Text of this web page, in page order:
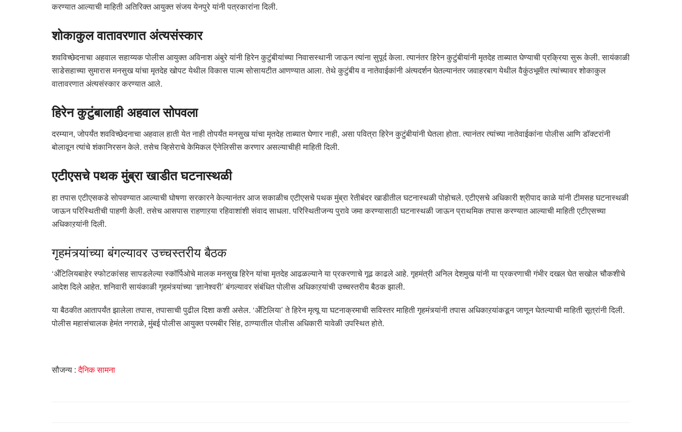
करण्यात आल्याची माहिती अतिरिक्त आयुक्त संजय येनपुरे यांनी पत्रकारांना दिली.
शोकाकुल वातावरणात अंत्यसंस्कार
शवविच्छेदनाचा अहवाल सहाय्यक पोलीस आयुक्त अविनाश अंबुरे यांनी हिरेन कुटुंबीयांच्या निवासस्थानी जाऊन त्यांना सुपूर्द केला. त्यानंतर हिरेन कुटुंबीयांनी मृतदेह ताब्यात घेण्याची प्रक्रिया सुरू केली. सायंकाळी
साडेसहाच्या सुमारास मनसुख यांचा मृतदेह खोपट येथील विकास पाल्म सोसायटीत आणण्यात आला. तेथे कुटुंबीय व नातेवाईकांनी अंत्यदर्शन घेतल्यानंतर जवाहरबाग येथील वैकुंठभूमीत त्यांच्यावर शोकाकुल
वातावरणात अंत्यसंस्कार करण्यात आले.
हिरेन कुटुंबालाही अहवाल सोपवला
दरम्यान, जोपर्यंत शवविच्छेदनाचा अहवाल हाती येत नाही तोपर्यंत मनसुख यांचा मृतदेह ताब्यात घेणार नाही, असा पवित्रा हिरेन कुटुंबीयांनी घेतला होता. त्यानंतर त्यांच्या नातेवाईकांना पोलीस आणि डॉक्टरांनी
बोलावून त्यांचे शंकानिरसन केले. तसेच व्हिसेराचे केमिकल ऍनेलिसीस करणार असल्याचीही माहिती दिली.
एटीएसचे पथक मुंब्रा खाडीत घटनास्थळी
हा तपास एटीएसकडे सोपवण्यात आल्याची घोषणा सरकारने केल्यानंतर आज सकाळीच एटीएसचे पथक मुंब्रा रेतीबंदर खाडीतील घटनास्थळी पोहोचले. एटीएसचे अधिकारी श्रीपाद काळे यांनी टीमसह घटनास्थळी
जाऊन परिस्थितीची पाहणी केली. तसेच आसपास राहणाऱया रहिवाशांशी संवाद साधला. परिस्थितीजन्य पुरावे जमा करण्यासाठी घटनास्थळी जाऊन प्राथमिक तपास करण्यात आल्याची माहिती एटीएसच्या
अधिकाऱयांनी दिली.
गृहमंत्र्यांच्या बंगल्यावर उच्चस्तरीय बैठक
‘अँटिलियबाहेर स्फोटकांसह सापडलेल्या स्कॉर्पिओचे मालक मनसुख हिरेन यांचा मृतदेह आढळल्याने या प्रकरणाचे गूढ काढले आहे. गृहमंत्री अनिल देशमुख यांनी या प्रकरणाची गंभीर दखल घेत सखोल चौकशीचे
आदेश दिले आहेत. शनिवारी सायंकाळी गृहमंत्र्यांच्या ‘ज्ञानेश्वरी’ बंगल्यावर संबंधित पोलीस अधिकाऱयांची उच्चस्तरीय बैठक झाली.
या बैठकीत आतापर्यंत झालेला तपास, तपासाची पुढील दिशा कशी असेल. ‘अँटिलिया’ ते हिरेन मृत्यू या घटनाक्रमाची सविस्तर माहिती गृहमंत्र्यांनी तपास अधिकाऱयांकडून जाणून घेतल्याची माहिती सूत्रांनी दिली.
पोलीस महासंचालक हेमंत नगराळे, मुंबई पोलीस आयुक्त परमबीर सिंह, ठाण्यातील पोलीस अधिकारी यावेळी उपस्थित होते.
सौजन्य :दैनिक सामना